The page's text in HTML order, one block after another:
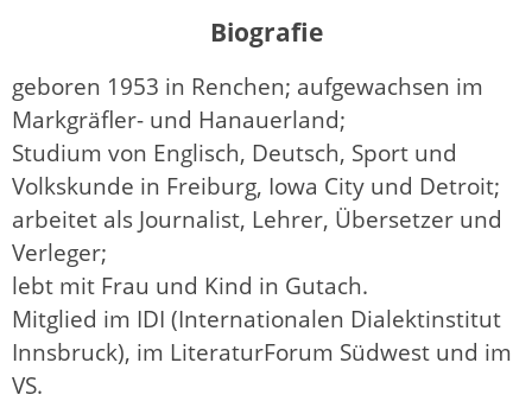
Biografie
geboren 1953 in Renchen; aufgewachsen im
Markgräfler- und Hanauerland;
Studium von Englisch, Deutsch, Sport und
Volkskunde in Freiburg, Iowa City und Detroit;
arbeitet als Journalist, Lehrer, Übersetzer und
Verleger;
lebt mit Frau und Kind in Gutach.
Mitglied im IDI (Internationalen Dialektinstitut
Innsbruck), im LiteraturForum Südwest und im
VS.